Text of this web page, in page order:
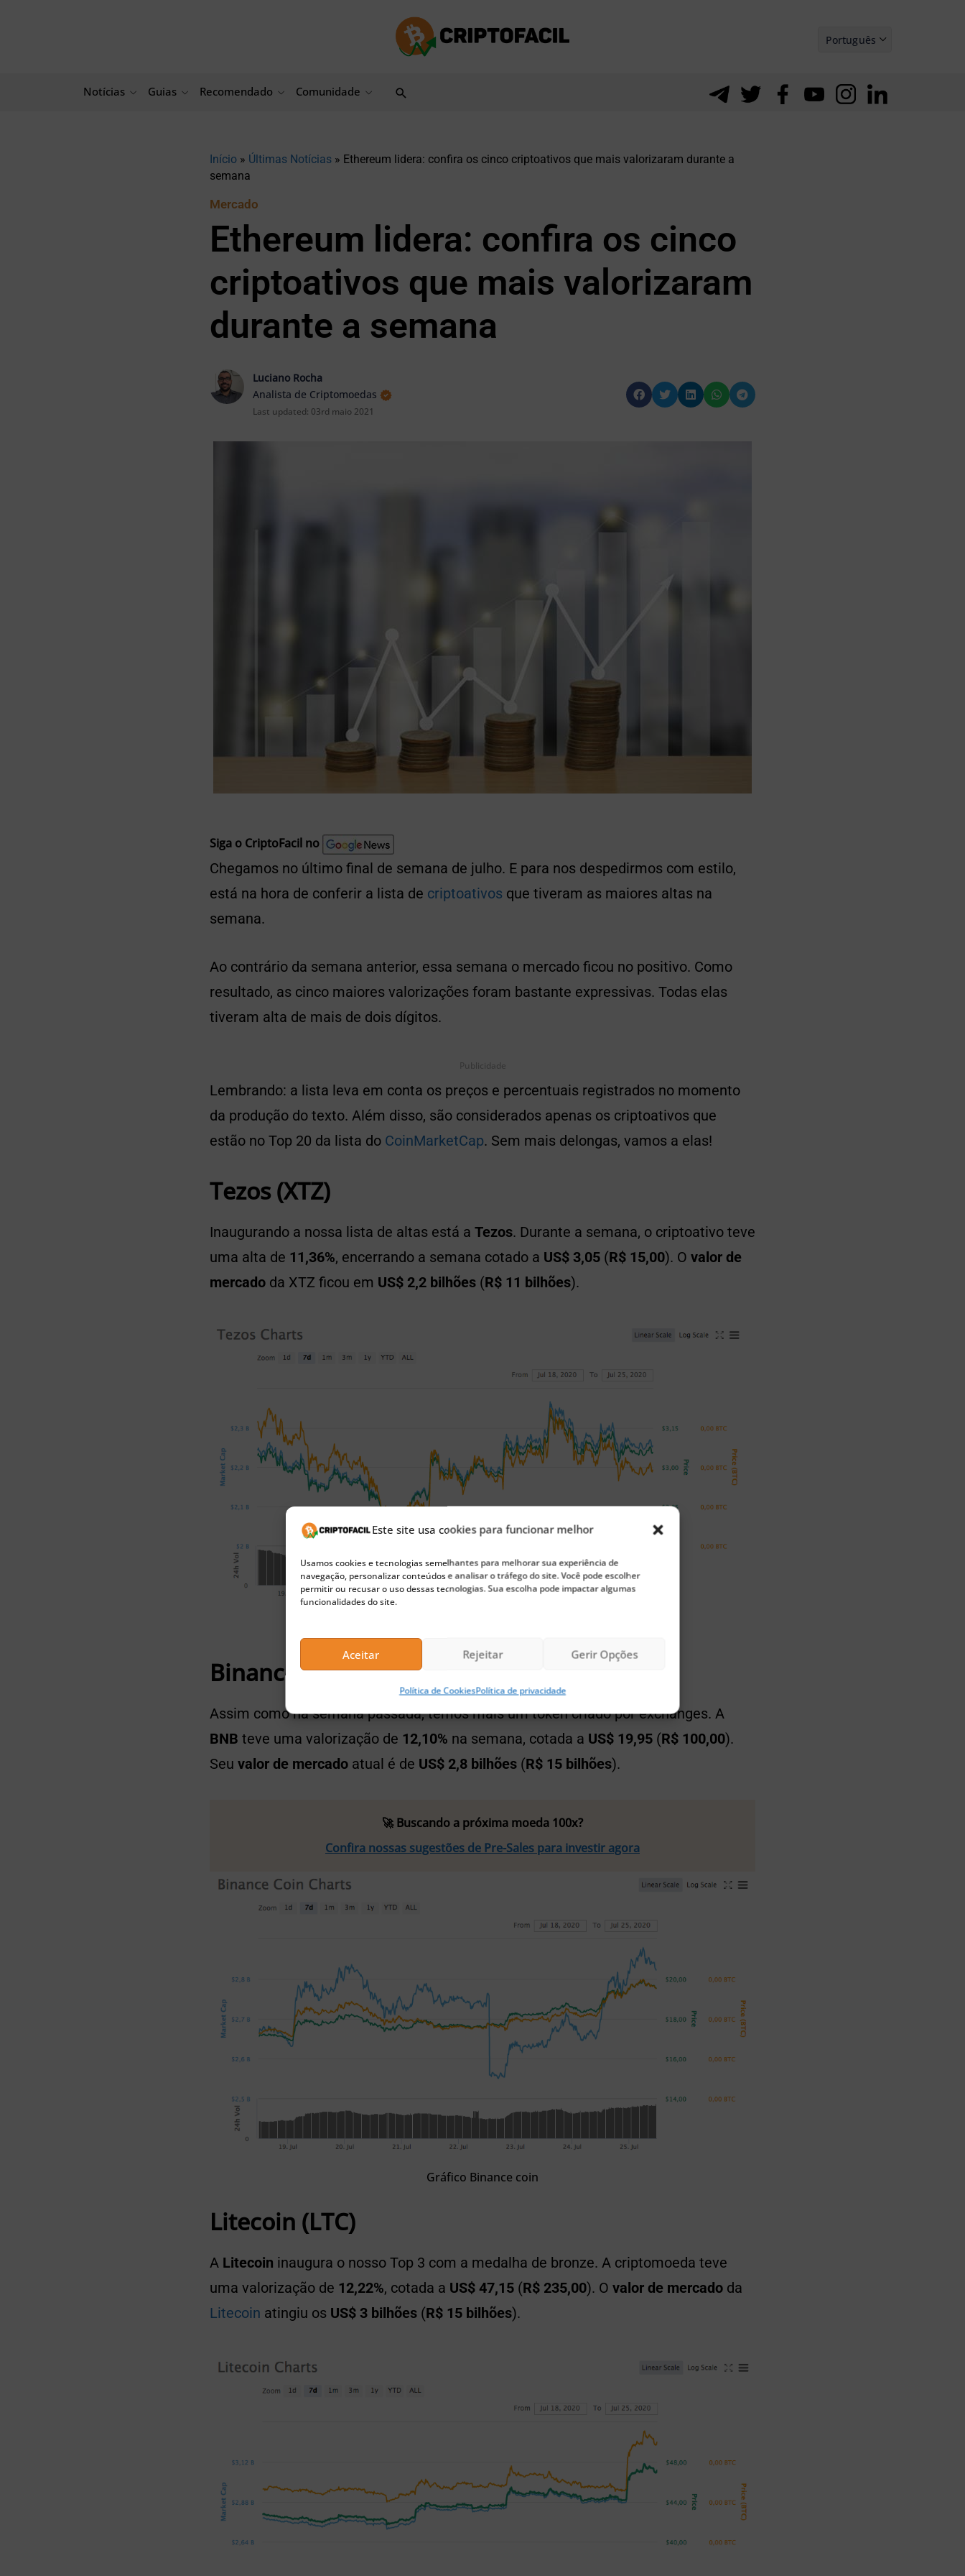
Este site usa cookies para funcionar melhor
Usamos cookies e tecnologias semelhantes para melhorar sua experiência de
navegação, personalizar conteúdos e analisar o tráfego do site. Você pode escolher
permitir ou recusar o uso dessas tecnologias. Sua escolha pode impactar algumas
funcionalidades do site.
Aceitar Rejeitar Gerir Opções
Política de CookiesPolítica de privacidade
Português
Notícias Guias Recomendado Comunidade Pesquisar
Início » Últimas Notícias » Ethereum lidera: confira os cinco criptoativos que mais valorizaram durante a
semana
Mercado
Ethereum lidera: confira os cinco
criptoativos que mais valorizaram
durante a semana
Luciano Rocha
Analista de Criptomoedas
Last updated: 03rd maio 2021
Siga o CriptoFacil no
Chegamos no último final de semana de julho. E para nos despedirmos com estilo,
está na hora de conferir a lista de criptoativos que tiveram as maiores altas na
semana.
Ao contrário da semana anterior, essa semana o mercado ficou no positivo. Como
resultado, as cinco maiores valorizações foram bastante expressivas. Todas elas
tiveram alta de mais de dois dígitos.
Publicidade
Lembrando: a lista leva em conta os preços e percentuais registrados no momento
da produção do texto. Além disso, são considerados apenas os criptoativos que
estão no Top 20 da lista do CoinMarketCap. Sem mais delongas, vamos a elas!
Tezos (XTZ)
Inaugurando a nossa lista de altas está a Tezos. Durante a semana, o criptoativo teve
uma alta de 11,36%, encerrando a semana cotado a US$ 3,05 (R$ 15,00). O valor de
mercado da XTZ ficou em US$ 2,2 bilhões (R$ 11 bilhões).
Binance Coin (BNB)
Assim como na semana passada, temos mais um token criado por exchanges. A
BNB teve uma valorização de 12,10% na semana, cotada a US$ 19,95 (R$ 100,00).
Seu valor de mercado atual é de US$ 2,8 bilhões (R$ 15 bilhões).
🚀 Buscando a próxima moeda 100x?
Confira nossas sugestões de Pre-Sales para investir agora
Gráfico Binance coin
Litecoin (LTC)
A Litecoin inaugura o nosso Top 3 com a medalha de bronze. A criptomoeda teve
uma valorização de 12,22%, cotada a US$ 47,15 (R$ 235,00). O valor de mercado da
Litecoin atingiu os US$ 3 bilhões (R$ 15 bilhões).